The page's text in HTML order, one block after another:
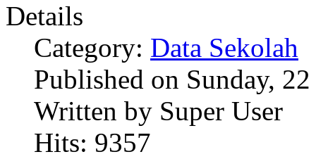
Details
Category: Data Sekolah
Published on Sunday,
Written by Super User
Hits: 9357